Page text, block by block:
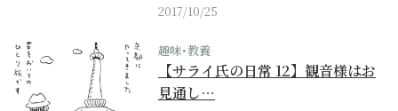
2017/10/25
趣味･教養
【サライ氏の日常 12】観音様はお
見通し…